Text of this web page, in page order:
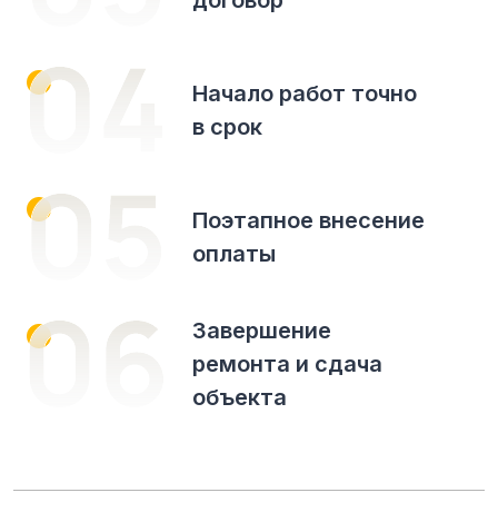
Начало работ точно
в срок
Поэтапное внесение
оплаты
Завершение
ремонта и сдача
объекта